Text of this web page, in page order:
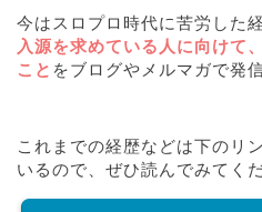
今はスロプロ時代に苦労した
入源を求めている人に向けて
こと をブログやメルマガで発
これまでの経歴などは下のリ
いるので、ぜひ読んでみてく